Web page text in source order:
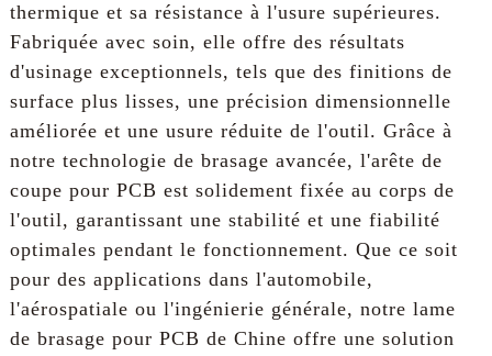
thermique et sa résistance à l'usure supérieures.
Fabriquée avec soin, elle offre des résultats
d'usinage exceptionnels, tels que des finitions de
surface plus lisses, une précision dimensionnelle
améliorée et une usure réduite de l'outil. Grâce à
notre technologie de brasage avancée, l'arête de
coupe pour PCB est solidement fixée au corps de
l'outil, garantissant une stabilité et une fiabilité
optimales pendant le fonctionnement. Que ce soit
pour des applications dans l'automobile,
l'aérospatiale ou l'ingénierie générale, notre lame
de brasage pour PCB de Chine offre une solution